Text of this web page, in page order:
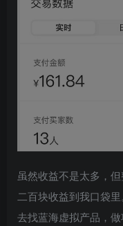
虽然收益不是太多，
二百块收益到我口袋
去找蓝海虚拟产品，